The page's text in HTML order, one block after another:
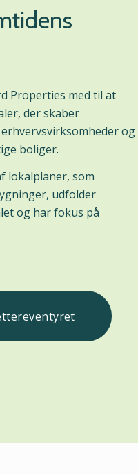
Properties med til at
der skaber
og
boliger.
lokalplaner, som
udfolder
og har fokus på